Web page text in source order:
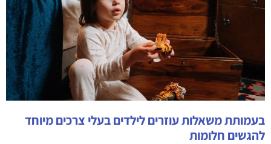
בעמותת משאלות עוזרים לילדים בעלי צרכים מיוחד
להגשים חלומות